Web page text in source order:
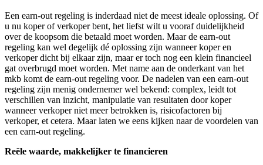
Een earn-out regeling is inderdaad niet de meest ideale oplossing. Of
u nu koper of verkoper bent, het liefst wilt u vooraf duidelijkheid
over de koopsom die betaald moet worden. Maar de earn-out
regeling kan wel degelijk dé oplossing zijn wanneer koper en
verkoper dicht bij elkaar zijn, maar er toch nog een klein financieel
gat overbrugd moet worden. Met name aan de onderkant van het
mkb komt de earn-out regeling voor. De nadelen van een earn-out
regeling zijn menig ondernemer wel bekend: complex, leidt tot
verschillen van inzicht, manipulatie van resultaten door koper
wanneer verkoper niet meer betrokken is, risicofactoren bij
verkoper, et cetera. Maar laten we eens kijken naar de voordelen van
een earn-out regeling.
Reële waarde, makkelijker te financieren